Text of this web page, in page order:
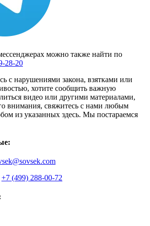
можно также найти по
28-20
с нарушениями закона, взятками или
хотите сообщить важную
видео или другими материалами,
внимания, свяжитесь с нами любым
из указанных здесь. Мы постараемся
+7 (499) 288-00-72